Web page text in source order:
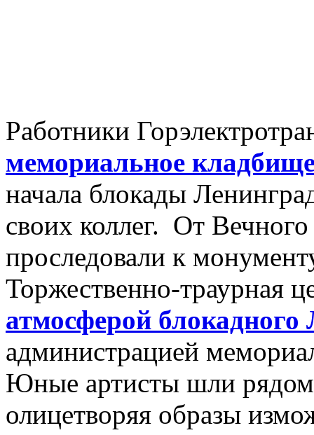
Работники
мемориальное
начала блокады
своих коллег. От
проследовали к
Торжественно-траурная
атмосферой блокадного
администрацией
Юные артисты шли рядом
олицетворяя образы